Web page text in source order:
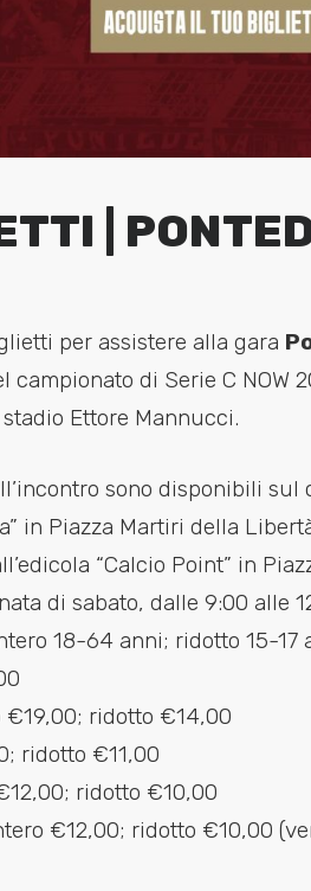
|
per assistere alla gara
di Serie C NOW
Ettore Mannucci.
sono disponibili sul
in Piazza Martiri della
“Calcio Point” in
di sabato, dalle 9:00 alle
18-64 anni; ridotto 15-17
€19,00; ridotto €14,00
ridotto €11,00
ridotto €10,00
€12,00; ridotto €10,00